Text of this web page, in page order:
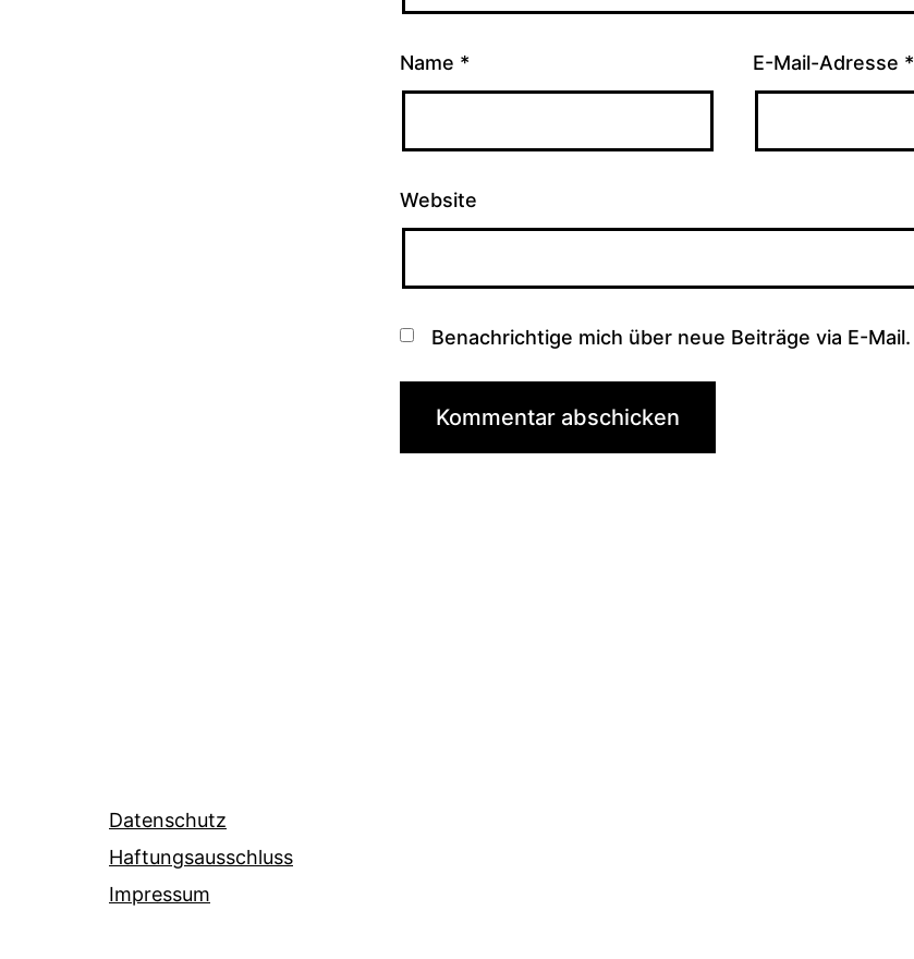
Name * E-Mail-Adresse *
Website
Benachrichtige mich über neue Beiträge via E-Mail.
Datenschutz
Haftungsausschluss
Impressum